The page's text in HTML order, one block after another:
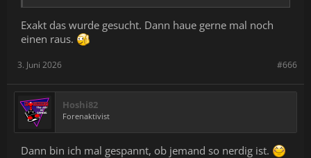
Exakt das wurde gesucht. Dann haue gerne mal noch
einen raus.
#666
3. Juni 2026
Hoshi82
Forenaktivist
Dann bin ich mal gespannt, ob jemand so nerdig ist.